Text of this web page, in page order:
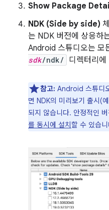
Show Package
NDK (Side by side)
는 NDK 버전에 상응하
Android 스튜디오는 모
sdk/ndk/ 디렉터리에
참고: Android 스튜디
면 NDK의 미리보기 출시(
되지 않습니다. 안정적인
를 동시에 설치할 수 있습